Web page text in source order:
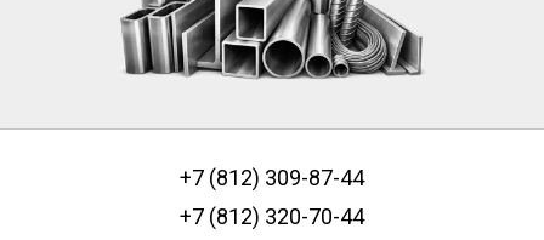
+7 (812) 309-87-44
+7 (812) 320-70-44